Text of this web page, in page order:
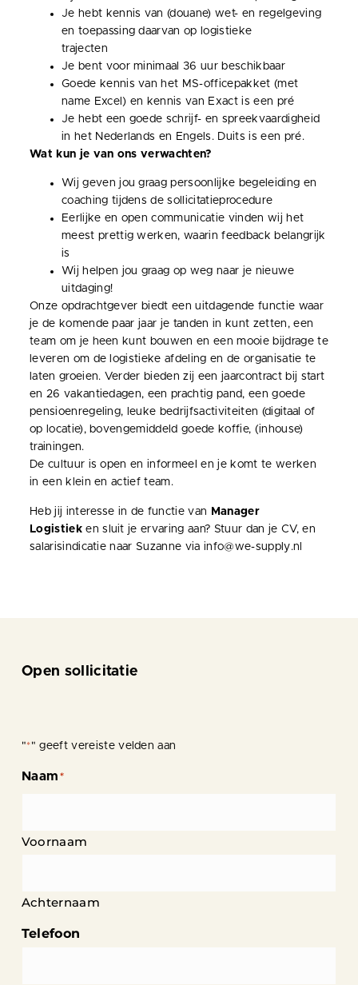
Je hebt kennis van (douane) wet- en regelgeving
en toepassing daarvan op logistieke
trajecten
Je bent voor minimaal 36 uur beschikbaar
Goede kennis van het MS-officepakket (met
name Excel) en kennis van Exact is een pré
Je hebt een goede schrijf- en spreekvaardigheid
in het Nederlands en Engels. Duits is een pré.
Wat kun je van ons verwachten?
Wij geven jou graag persoonlijke begeleiding en
coaching tijdens de sollicitatieprocedure
Eerlijke en open communicatie vinden wij het
meest prettig werken, waarin feedback belangrijk
is
Wij helpen jou graag op weg naar je nieuwe
uitdaging!
Onze opdrachtgever biedt een uitdagende functie waar
je de komende paar jaar je tanden in kunt zetten, een
team om je heen kunt bouwen en een mooie bijdrage te
leveren om de logistieke afdeling en de organisatie te
laten groeien. Verder bieden zij een jaarcontract bij start
en 26 vakantiedagen, een prachtig pand, een goede
pensioenregeling, leuke bedrijfsactiviteiten (digitaal of
op locatie), bovengemiddeld goede koffie, (inhouse)
trainingen.
De cultuur is open en informeel en je komt te werken
in een klein en actief team.
Heb jij interesse in de functie van
Manager
Logistieken sluit je ervaring aan? Stuur dan je CV, en
salarisindicatie naar Suzanne via info@we-supply.nl
Open sollicitatie
"*" geeft vereiste velden aan
Naam *
Voornaam
Achternaam
Telefoon